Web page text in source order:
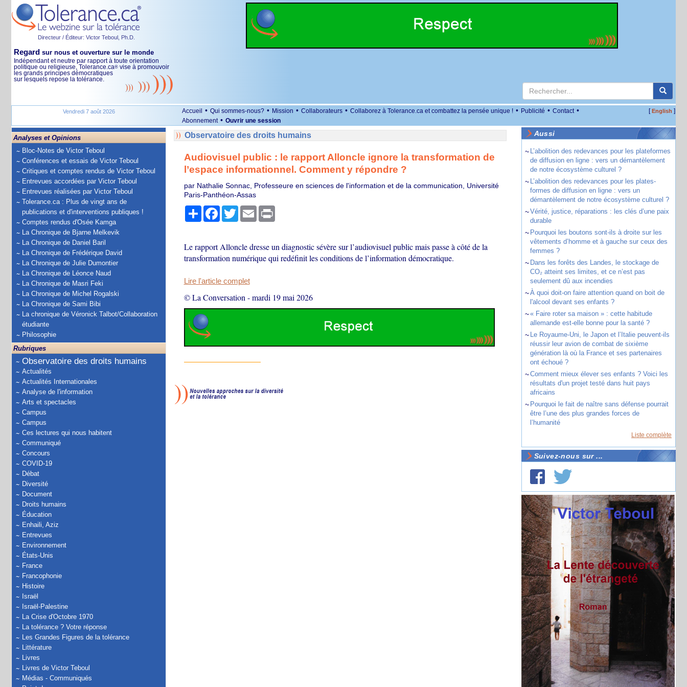
Directeur / Éditeur: Victor Teboul, Ph.D.
Regard sur nous et ouverture sur le monde
Indépendant et neutre par rapport à toute orientation
politique ou religieuse, Tolerance.ca® vise à promouvoir
les grands principes démocratiques
sur lesquels repose la tolérance.
Vendredi 7 août 2026 Accueil • Qui sommes-nous? • Mission • Collaborateurs • Collaborez à Tolerance.ca et combattez la pensée unique ! • Publicité • Contact •
Abonnement • Ouvrir une session
[English ]
Analyses et Opinions
Bloc-Notes de Victor Teboul
Conférences et essais de Victor Teboul
Critiques et comptes rendus de Victor Teboul
Entrevues accordées par Victor Teboul
Entrevues réalisées par Victor Teboul
Tolerance.ca : Plus de vingt ans de
publications et d'interventions publiques !
Comptes rendus d'Osée Kamga
La Chronique de Bjarne Melkevik
La Chronique de Daniel Baril
La Chronique de Frédérique David
La Chronique de Julie Dumontier
La Chronique de Léonce Naud
La Chronique de Masri Feki
La Chronique de Michel Rogalski
La Chronique de Sami Bibi
La chronique de Véronick Talbot/Collaboration
étudiante
Philosophie
Rubriques
Observatoire des droits humains
Actualités
Actualités Internationales
Analyse de l'information
Arts et spectacles
Campus
Campus
Ces lectures qui nous habitent
Communiqué
Concours
COVID-19
Débat
Diversité
Document
Droits humains
Éducation
Enhaili, Aziz
Entrevues
Environnement
États-Unis
France
Francophonie
Histoire
Israël
Israël-Palestine
La Crise d'Octobre 1970
La tolérance ? Votre réponse
Les Grandes Figures de la tolérance
Littérature
Livres
Livres de Victor Teboul
Médias - Communiqués
Observatoire des droits humains
Audiovisuel public : le rapport Alloncle ignore la transformation de
l’espace informationnel. Comment y répondre ?
par Nathalie Sonnac, Professeure en sciences de l'information et de la communication, Université
Paris-Panthéon-Assas
PartagerFacebook
TwitterEmail Print
Le rapport Alloncle dresse un diagnostic sévère sur l’audiovisuel public mais passe à côté de la
transformation numérique qui redéfinit les conditions de l’information démocratique.
Lire l'article complet
© La Conversation -mardi 19 mai 2026
Aussi
~ L’abolition des redevances pour les plateformes
de diffusion en ligne : vers un démantèlement
de notre écosystème culturel ?
~ L’abolition des redevances pour les plates-
formes de diffusion en ligne : vers un
démantèlement de notre écosystème culturel ?
~Vérité, justice, réparations : les clés d’une paix
durable
~ Pourquoi les boutons sont-ils à droite sur les
vêtements d’homme et à gauche sur ceux des
femmes ?
~ Dans les forêts des Landes, le stockage de
CO₂ atteint ses limites, et ce n’est pas
seulement dû aux incendies
~À quoi doit-on faire attention quand on boit de
l'alcool devant ses enfants ?
~« Faire roter sa maison » : cette habitude
allemande est-elle bonne pour la santé ?
~ Le Royaume-Uni, le Japon et l’Italie peuvent-ils
réussir leur avion de combat de sixième
génération là où la France et ses partenaires
ont échoué ?
~Comment mieux élever ses enfants ? Voici les
résultats d'un projet testé dans huit pays
africains
~ Pourquoi le fait de naître sans défense pourrait
être l’une des plus grandes forces de
l’humanité
Liste complète
Suivez-nous sur ...